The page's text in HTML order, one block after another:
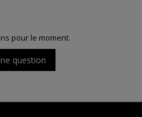
pour le moment.
question